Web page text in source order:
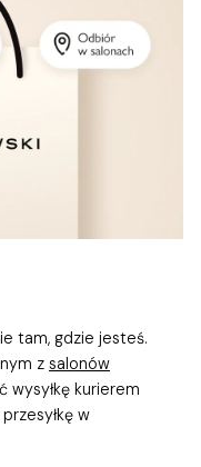
tam, gdzie jesteś.
z salonów
wysyłkę kurierem
w